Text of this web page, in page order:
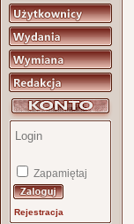
Zapamiętaj
Rejestracja